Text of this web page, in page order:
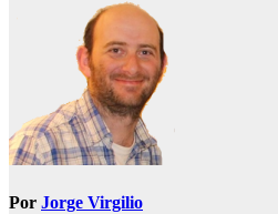
Por Jorge Virgilio